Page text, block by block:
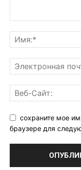
сохраните мое
браузере для